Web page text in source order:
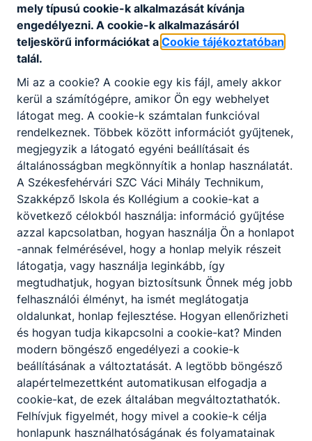
Gépjármű mechatronikai
technikus képzés
-
2026. máj. 6. admin
Partnereink
mely típusú cookie-k alkalmazását kívánja
engedélyezni. A cookie-k alkalmazásáról
teljeskörű információkat a Cookie tájékoztatóban
talál.
Mi az a cookie? A cookie egy kis fájl, amely akkor
kerül a számítógépre, amikor Ön egy webhelyet
látogat meg. A cookie-k számtalan funkcióval
rendelkeznek. Többek között információt gyűjtenek,
megjegyzik a látogató egyéni beállításait és
általánosságban megkönnyítik a honlap használatát.
A Székesfehérvári SZC Váci Mihály Technikum,
Szakképző Iskola és Kollégium a cookie-kat a
következő célokból használja: információ gyűjtése
azzal kapcsolatban, hogyan használja Ön a honlapot
-annak felmérésével, hogy a honlap melyik részeit
látogatja, vagy használja leginkább, így
megtudhatjuk, hogyan biztosítsunk Önnek még jobb
felhasználói élményt, ha ismét meglátogatja
oldalunkat, honlap fejlesztése. Hogyan ellenőrizheti
és hogyan tudja kikapcsolni a cookie-kat? Minden
modern böngésző engedélyezi a cookie-k
beállításának a változtatását. A legtöbb böngésző
alapértelmezettként automatikusan elfogadja a
cookie-kat, de ezek általában megváltoztathatók.
Felhívjuk figyelmét, hogy mivel a cookie-k célja
honlapunk használhatóságának és folyamatainak